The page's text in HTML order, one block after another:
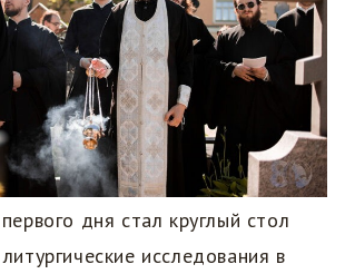
дня стал круглый стол
исследования в